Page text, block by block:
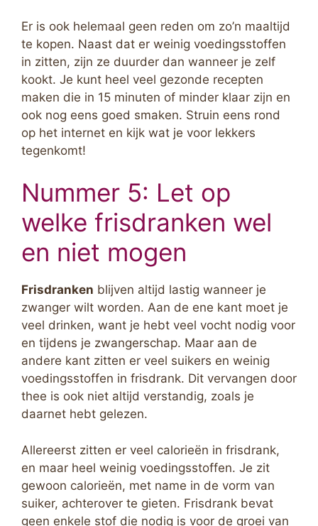
Er is ook helemaal geen reden om zo’n maaltijd
te kopen. Naast dat er weinig voedingsstoffen
in zitten, zijn ze duurder dan wanneer je zelf
kookt. Je kunt heel veel gezonde recepten
maken die in 15 minuten of minder klaar zijn en
ook nog eens goed smaken. Struin eens rond
op het internet en kijk wat je voor lekkers
tegenkomt!
Nummer 5: Let op
welke frisdranken wel
en niet mogen
Frisdranken blijven altijd lastig wanneer je
zwanger wilt worden. Aan de ene kant moet je
veel drinken, want je hebt veel vocht nodig voor
en tijdens je zwangerschap. Maar aan de
andere kant zitten er veel suikers en weinig
voedingsstoffen in frisdrank. Dit vervangen door
thee is ook niet altijd verstandig, zoals je
daarnet hebt gelezen.
Allereerst zitten er veel calorieën in frisdrank,
en maar heel weinig voedingsstoffen. Je zit
gewoon calorieën, met name in de vorm van
suiker, achterover te gieten. Frisdrank bevat
geen enkele stof die nodig is voor de groei van